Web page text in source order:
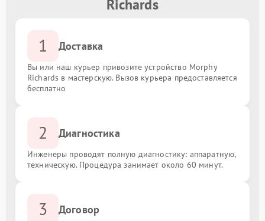
Richards
1 Доставка
Вы или наш курьер привозите устройство Morphy
Richards в мастерскую. Вызов курьера предоставляется
бесплатно
2 Диагностика
Инженеры проводят полную диагностику: аппаратную,
техническую. Процедура занимает около 60 минут.
3 Договор